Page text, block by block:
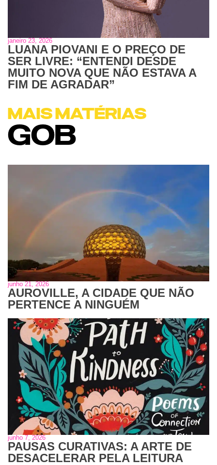
janeiro 23, 2026
LUANA PIOVANI E O PREÇO DE
SER LIVRE: “ENTENDI DESDE
MUITO NOVA QUE NÃO ESTAVA A
FIM DE AGRADAR”
MAIS MATÉRIAS
GOB
junho 21, 2026
AUROVILLE, A CIDADE QUE NÃO
PERTENCE A NINGUÉM
junho 7, 2026
PAUSAS CURATIVAS: A ARTE DE
DESACELERAR PELA LEITURA